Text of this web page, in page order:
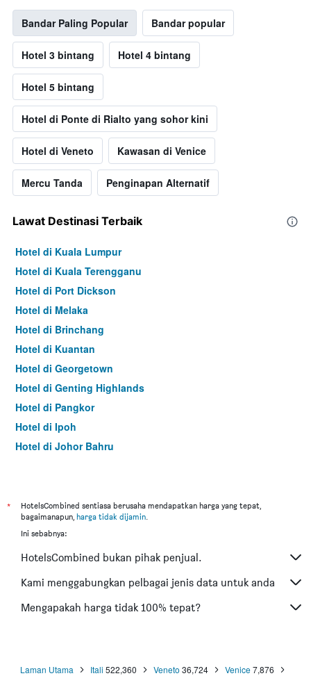
Bandar Paling Popular Bandar popular
Hotel 3 bintang Hotel 4 bintang
Hotel 5 bintang
Hotel di Ponte di Rialto yang sohor kini
Hotel di Veneto Kawasan di Venice
Mercu Tanda Penginapan Alternatif
Lawat Destinasi Terbaik
Hotel di Kuala Lumpur
Hotel di Kuala Terengganu
Hotel di Port Dickson
Hotel di Melaka
Hotel di Brinchang
Hotel di Kuantan
Hotel di Georgetown
Hotel di Genting Highlands
Hotel di Pangkor
Hotel di Ipoh
Hotel di Johor Bahru
Hotel di Kuching
Hotel di Tokyo
Hotel di Bangkok
Hotel di Putrajaya
Hotel di Shah Alam
*
HotelsCombined sentiasa berusaha mendapatkan harga yang tepat,
bagaimanapun, harga tidak dijamin.
Ini sebabnya:
HotelsCombined bukan pihak penjual.
Kami menggabungkan pelbagai jenis data untuk anda
Mengapakah harga tidak 100% tepat?
Laman Utama Itali 522,360 Veneto 36,724 Venice7,876